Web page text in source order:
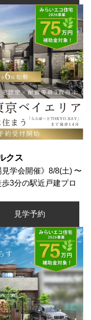
クス
学会開催》8/8(土) 〜
3分の駅近戸建プロ
見学予約